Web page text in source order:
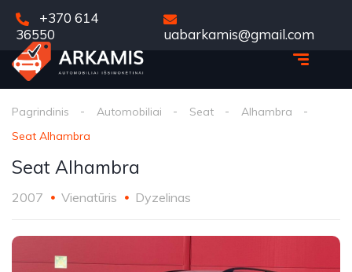
+370 614
36550
uabarkamis@gmail.com
Pagrindinis Automobiliai Seat
Alhambra
Seat Alhambra
Seat Alhambra
2007 Vienatūris Dyzelinas